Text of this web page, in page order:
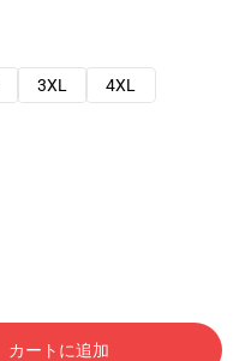
3XL
4XL
カートに追加